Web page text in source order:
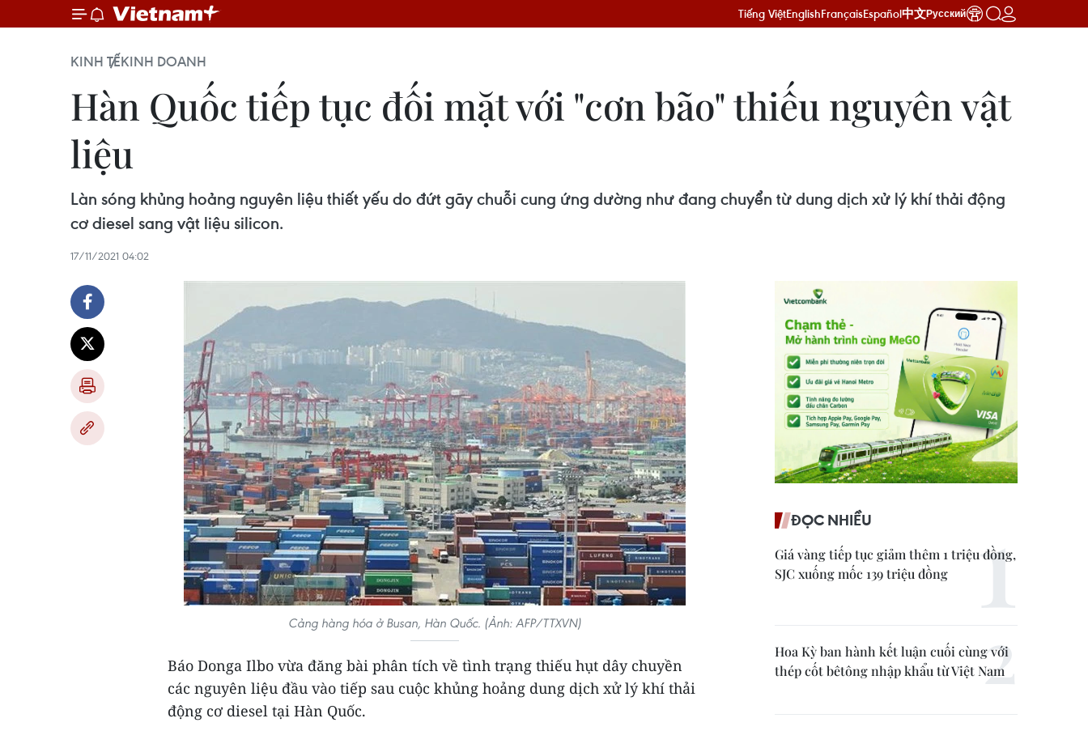
Tiếng ViệtEnglishFrançaisEspañol中文Русский
KINH TẾKINH DOANH
Hàn Quốc tiếp tục đối mặt với "cơn bão" thiếu nguyên vật
liệu
Làn sóng khủng hoảng nguyên liệu thiết yếu do đứt gãy chuỗi cung ứng dường như đang chuyển từ dung dịch xử lý khí thải động
cơ diesel sang vật liệu silicon.
17/11/2021 04:02
Cảng hàng hóa ở Busan, Hàn Quốc. (Ảnh: AFP/TTXVN)
Báo Donga Ilbo vừa đăng bài phân tích về tình trạng thiếu hụt dây chuyền
các nguyên liệu đầu vào tiếp sau cuộc khủng hoảng dung dịch xử lý khí thải
động cơ diesel tại Hàn Quốc.
ĐỌC NHIỀU
Giá vàng tiếp tục giảm thêm 1 triệu đồng,
SJC xuống mốc 139 triệu đồng
Hoa Kỳ ban hành kết luận cuối cùng với
thép cốt bêtông nhập khẩu từ Việt Nam